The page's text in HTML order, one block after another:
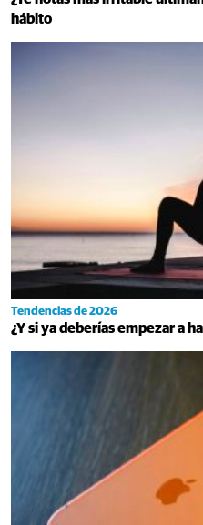
hábito
Tendencias de 2026
¿Y si ya deberías empezar a